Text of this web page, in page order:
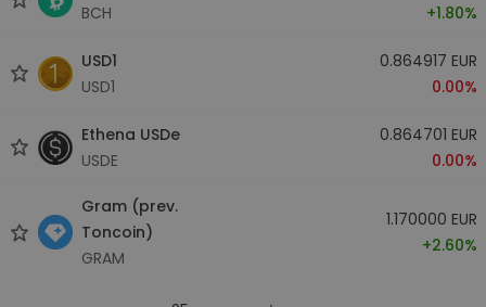
BCH
+1.80%
USD1
USD1
0.864917 EUR
0.00%
Ethena USDe
USDE
0.864701 EUR
0.00%
Gram (prev.
Toncoin)
GRAM
1.170000 EUR
+2.60%